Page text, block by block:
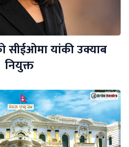
सीईओमा यांकी उक्याब
नियुक्त